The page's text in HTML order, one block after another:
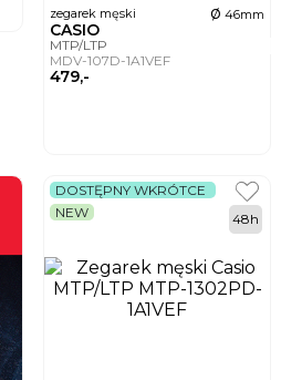
zegarek męski ø 46mm
CASIO
MTP/LTP
MDV-107D-1A1VEF
479,-
DOSTĘPNY WKRÓTCE
NEW
48h